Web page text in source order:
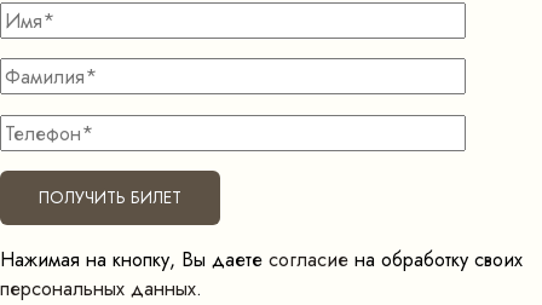
Нажимая на кнопку, Вы даете согласие на обработку своих
персональных данных.